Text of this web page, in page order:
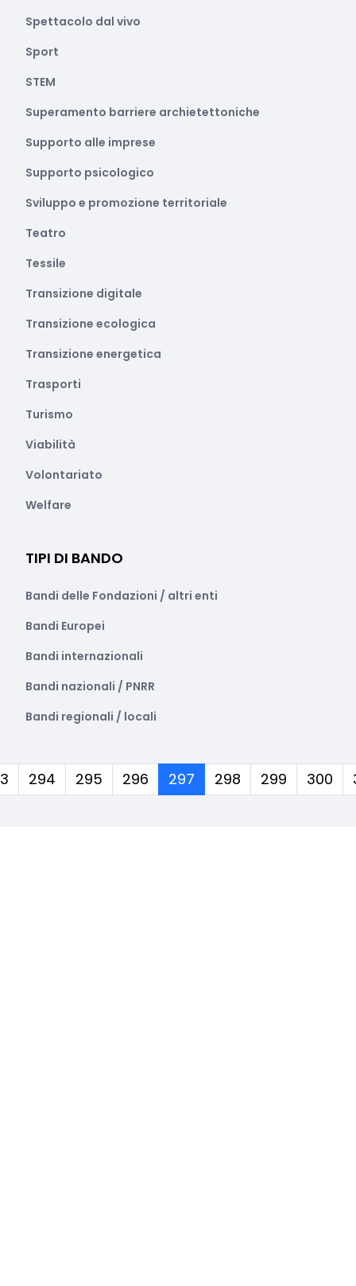
Spettacolo dal vivo
Sport
STEM
Superamento barriere archietettoniche
Supporto alle imprese
Supporto psicologico
Sviluppo e promozione territoriale
Teatro
Tessile
Transizione digitale
Transizione ecologica
Transizione energetica
Trasporti
Turismo
Viabilità
Volontariato
Welfare
TIPI DI BANDO
Bandi delle Fondazioni / altri enti
Bandi Europei
Bandi internazionali
Bandi nazionali / PNRR
Bandi regionali / locali
294 295 296 297(corrente)
298 299 300